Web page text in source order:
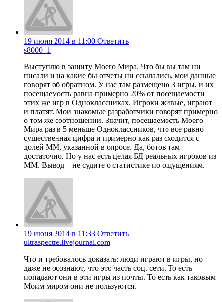
19 июня 2014 в 11:00 Ответить
s8000_1
Выступлю в защиту Моего Мира. Что бы вы там ни
писали и на какие бы отчеты ни ссылались, мои данные
говорят об обратном. У нас там размещено 3 игры, и их
посещаемость равна примерно 20% от посещаемости
этих же игр в Одноклассниках. Игроки живые, играют
и платят. Мои знакомые разработчики говорят примерно
о том же соотношении. Значит, посещаемость Моего
Мира раз в 5 меньше Одноклассников, что все равно
существенная цифра и примерно как раз сходится с
долей ММ, указанной в опросе. Да, ботов там
достаточно. Но у нас есть целая БД реальных игроков из
ММ. Вывод – не судите о статистике по ощущениям.
19 июня 2014 в 11:33 Ответить
ultraspectre.livejournal.com
Что и требовалось доказать: люди играют в игры, но
даже не осознают, что это часть соц. сети. То есть
попадают они в эти игры из почты. То есть как таковым
Моим миром они не пользуются.